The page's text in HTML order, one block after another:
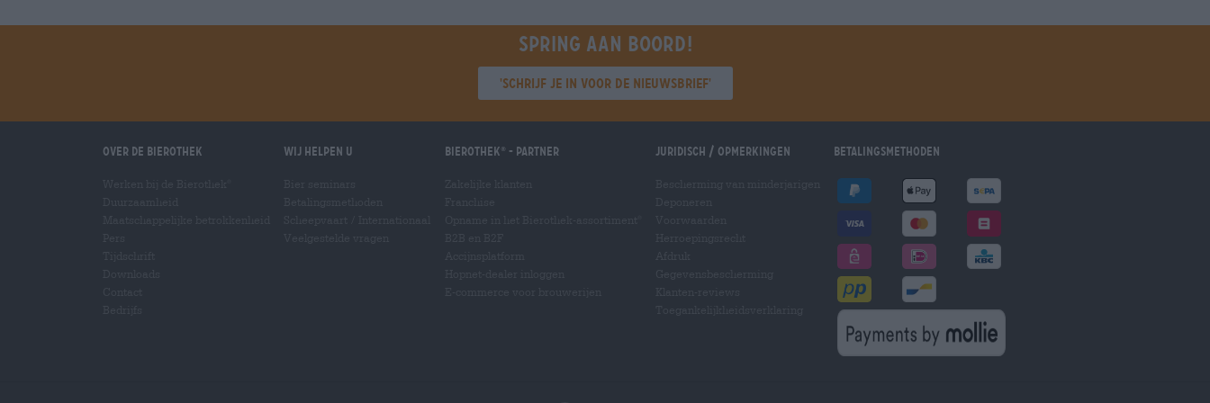
Spring aan boord!
'Schrijf je in voor de nieuwsbrief'
Over de Bierothek Wij helpen u Bierothek - Partner Juridisch / Opmerkingen Betalingsmethoden